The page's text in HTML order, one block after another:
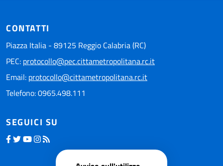
CONTATTI
Piazza Italia - 89125 Reggio Calabria (RC)
PEC: protocollo@pec.cittametropolitana.rc.it
Email: protocollo@cittametropolitana.rc.it
Telefono: 0965.498.111
SEGUICI SU